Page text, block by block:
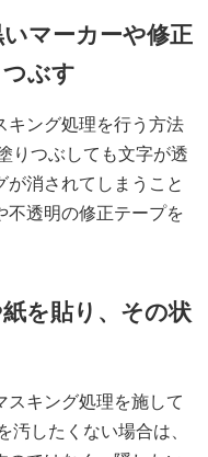
マーカーや修正
ぶす
キング処理を行う方法
りつぶしても文字が透
が消されてしまうこと
不透明の修正テープを
を貼り、その状
スキング処理を施して
汚したくない場合は、